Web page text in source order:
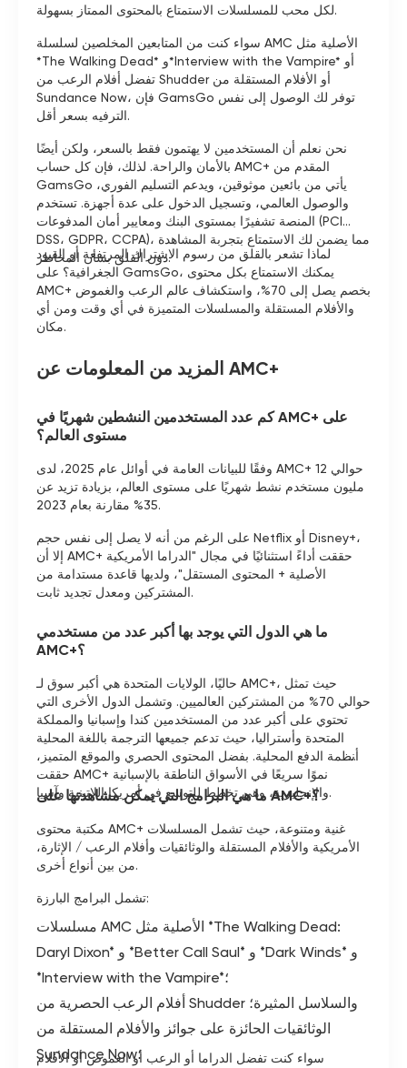
لكل محب للمسلسلات الاستمتاع بالمحتوى الممتاز بسهولة.
سواء كنت من المتابعين المخلصين لسلسلة AMC الأصلية مثل
*The Walking Dead* و*Interview with the Vampire* أو
تفضل أفلام الرعب من Shudder أو الأفلام المستقلة من
Sundance Now، فإن GamsGo توفر لك الوصول إلى نفس
الترفيه بسعر أقل.
نحن نعلم أن المستخدمين لا يهتمون فقط بالسعر، ولكن أيضًا
بالأمان والراحة. لذلك، فإن كل حساب AMC+ المقدم من
GamsGo يأتي من بائعين موثوقين، ويدعم التسليم الفوري،
والوصول العالمي، وتسجيل الدخول على عدة أجهزة. تستخدم
المنصة تشفيرًا بمستوى البنك ومعايير أمان المدفوعات (PCI
DSS، GDPR، CCPA)، مما يضمن لك الاستمتاع بتجربة المشاهدة
دون القلق بشأن المخاطر.
لماذا تشعر بالقلق من رسوم الاشتراك المرتفعة أو القيود
الجغرافية؟ على GamsGo، يمكنك الاستمتاع بكل محتوى
AMC+ بخصم يصل إلى 70%، واستكشاف عالم الرعب والغموض
والأفلام المستقلة والمسلسلات المتميزة في أي وقت ومن أي
مكان.
المزيد من المعلومات عن AMC+
كم عدد المستخدمين النشطين شهريًا في AMC+ على
مستوى العالم؟
وفقًا للبيانات العامة في أوائل عام 2025، لدى AMC+ حوالي 12
مليون مستخدم نشط شهريًا على مستوى العالم، بزيادة تزيد عن
35% مقارنة بعام 2023.
على الرغم من أنه لا يصل إلى نفس حجم Netflix أو Disney+،
إلا أن AMC+ حققت أداءً استثنائيًا في مجال "الدراما الأمريكية
الأصلية + المحتوى المستقل"، ولديها قاعدة مستدامة من
المشتركين ومعدل تجديد ثابت.
ما هي الدول التي يوجد بها أكبر عدد من مستخدمي
AMC+؟
حاليًا، الولايات المتحدة هي أكبر سوق لـ AMC+، حيث تمثل
حوالي 70% من المشتركين العالميين. وتشمل الدول الأخرى التي
تحتوي على أكبر عدد من المستخدمين كندا وإسبانيا والمملكة
المتحدة وأستراليا، حيث تدعم جميعها الترجمة باللغة المحلية
وأنظمة الدفع المحلية. بفضل المحتوى الحصري والموقع المتميز،
حققت AMC+ نموًا سريعًا في الأسواق الناطقة بالإسبانية
والإنجليزية، وهي تخطط للتوسع في أمريكا اللاتينية وآسيا.
ما هي البرامج التي يمكن مشاهدتها على AMC+؟
مكتبة محتوى AMC+ غنية ومتنوعة، حيث تشمل المسلسلات
الأمريكية والأفلام المستقلة والوثائقيات وأفلام الرعب / الإثارة،
من بين أنواع أخرى.
تشمل البرامج البارزة:
مسلسلات AMC الأصلية مثل *The Walking Dead:
Daryl Dixon* و *Better Call Saul* و *Dark Winds* و
*Interview with the Vampire*؛
أفلام الرعب الحصرية من Shudder والسلاسل المثيرة؛
الوثائقيات الحائزة على جوائز والأفلام المستقلة من
Sundance Now؛
سواء كنت تفضل الدراما أو الرعب أو الغموض أو الأفلام